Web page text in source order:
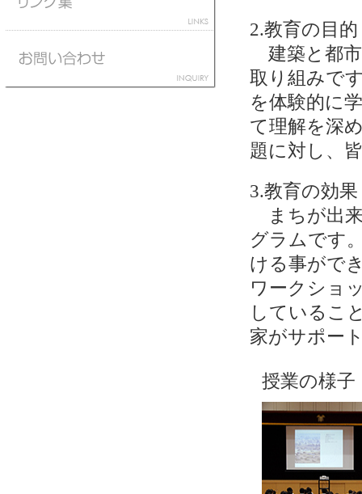
2.教育の目的
建築と都市
取り組みで
を体験的に
て理解を深
題に対し、
3.教育の効果
まちが出来
グラムです
ける事がで
ワークショ
しているこ
家がサポー
授業の様子